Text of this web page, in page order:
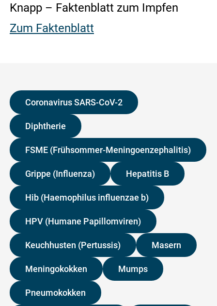
Knapp – Faktenblatt zum Impfen
Zum Faktenblatt
Coronavirus SARS-CoV-2
Diphtherie
FSME (Frühsommer-Meningoenzephalitis)
Grippe (Influenza) Hepatitis B
Hib (Haemophilus influenzae b)
HPV (Humane Papillomviren)
Keuchhusten (Pertussis) Masern
Meningokokken Mumps
Pneumokokken